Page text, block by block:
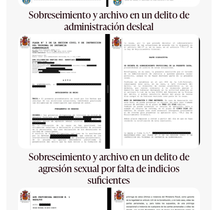
Sobreseimiento y archivo en un delito de
administración desleal
Sobreseimiento y archivo en un delito de
agresión sexual por falta de indicios
suficientes